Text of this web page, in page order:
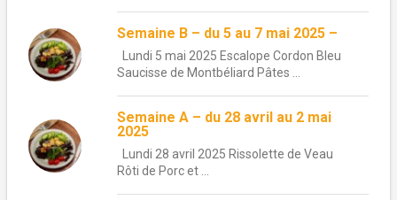
Semaine B – du 5 au 7 mai 2025 –
Lundi 5 mai 2025 Escalope Cordon Bleu
Saucisse de Montbéliard Pâtes ...
Semaine A – du 28 avril au 2 mai
2025
Lundi 28 avril 2025 Rissolette de Veau
Rôti de Porc et ...